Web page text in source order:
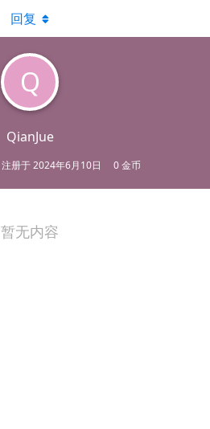
Q
QianJue
注册于2024年6月10日 0 金币
回复
暂无内容